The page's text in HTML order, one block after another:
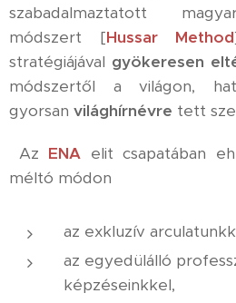
szabadalmaztatott
módszert [Hussar Method
stratégiájával gyökeresen
módszertől a világon,
gyorsan világhírnévre tett
Az ENA elit csapatában
méltó módon
az exkluzív
az egyedülálló
képzéseinkkel,